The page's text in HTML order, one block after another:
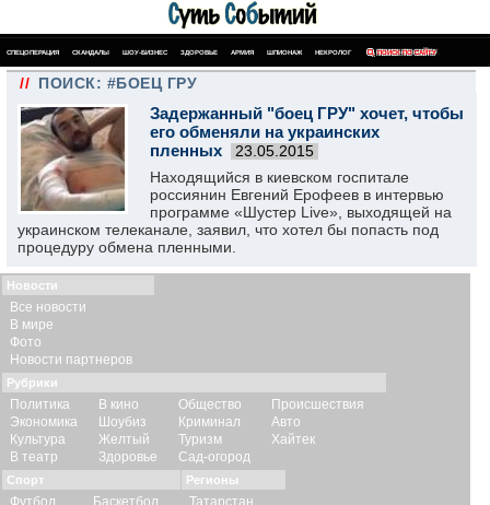
СПЕЦОПЕРАЦИЯ СКАНДАЛЫ ШОУ-БИЗНЕС ЗДОРОВЬЕ АРМИЯ ШПИОНАЖ НЕКРОЛОГ ПОИСК ПО САЙТУ
// ПОИСК: #БОЕЦ ГРУ
Задержанный "боец ГРУ" хочет, чтобы
его обменяли на украинских
пленных
23.05.2015
Находящийся в киевском госпитале
россиянин Евгений Ерофеев в интервью
программе «Шустер Live», выходящей на
украинском телеканале, заявил, что хотел бы попасть под
процедуру обмена пленными.
Новости
Все новости
В мире
Фото
Новости партнеров
Рубрики
Политика
Экономика
Культура
В театр
В кино
Шоубиз
Желтый
Здоровье
Общество
Криминал
Туризм
Сад-огород
Происшествия
Авто
Хайтек
Спорт
Футбол
Баскетбол
Регионы
Татарстан